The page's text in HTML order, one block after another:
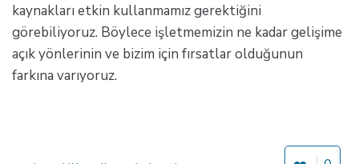
kaynakları etkin kullanmamız gerektiğini
görebiliyoruz. Böylece işletmemizin ne kadar gelişime
açık yönlerinin ve bizim için fırsatlar olduğunun
farkına varıyoruz.